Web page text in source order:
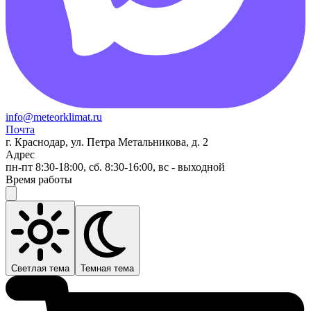
info@meteorklimat.ru
Почта
г. Краснодар, ул. Петра Метальникова, д. 2
Адрес
пн-пт 8:30-18:00, сб. 8:30-16:00, вс - выходной
Время работы
Светлая тема Темная тема